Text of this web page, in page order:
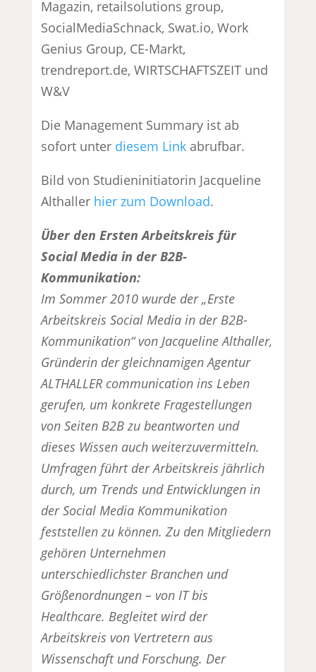
Magazin, retailsolutions group,
SocialMediaSchnack, Swat.io, Work
Genius Group, CE-Markt,
trendreport.de, WIRTSCHAFTSZEIT und
W&V
Die Management Summary ist ab
sofort unter diesem Link abrufbar.
Bild von Studieninitiatorin Jacqueline
Althaller hier zum Download.
Über den Ersten Arbeitskreis für
Social Media in der B2B-
Kommunikation:
Im Sommer 2010 wurde der „Erste
Arbeitskreis Social Media in der B2B-
Kommunikation“ von Jacqueline Althaller,
Gründerin der gleichnamigen Agentur
ALTHALLER communication ins Leben
gerufen, um konkrete Fragestellungen
von Seiten B2B zu beantworten und
dieses Wissen auch weiterzuvermitteln.
Umfragen führt der Arbeitskreis jährlich
durch, um Trends und Entwicklungen in
der Social Media Kommunikation
feststellen zu können. Zu den Mitgliedern
gehören Unternehmen
unterschiedlichster Branchen und
Größenordnungen – von IT bis
Healthcare. Begleitet wird der
Arbeitskreis von Vertretern aus
Wissenschaft und Forschung. Der